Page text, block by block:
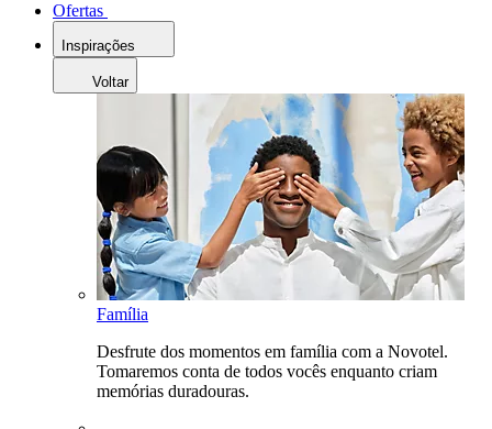
Ofertas
Inspirações
Voltar
Família
Desfrute dos momentos em família com a Novotel.
Tomaremos conta de todos vocês enquanto criam
memórias duradouras.